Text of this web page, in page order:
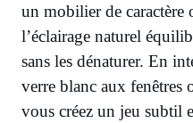
un mobilier de caractère
l’éclairage naturel
sans les dénaturer. En
verre blanc aux fenêtres
vous créez un jeu subtil